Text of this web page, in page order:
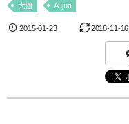
大渡 Aujua
2015-01-23 2018-11-16